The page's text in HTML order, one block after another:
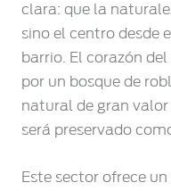
clara: que la
sino el centro desde
barrio. El corazón
por un bosque de
natural de gran
será preservado
Este sector ofrece